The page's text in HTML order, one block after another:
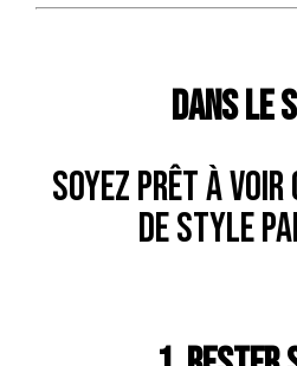
DANS LE
Soyez prêt à voir
de style